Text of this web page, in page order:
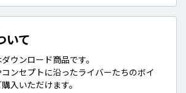
いて
ウンロード商品です。
ンセプトに沿ったライバーたちのボイ
入いただけます。